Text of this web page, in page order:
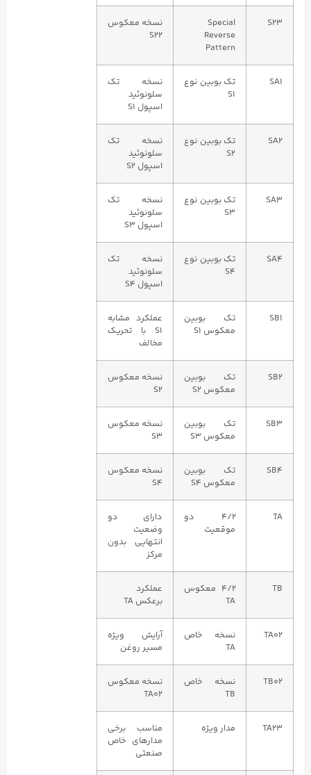
S23
Special
Reverse
Pattern
نسخه معکوس
S22
SA1
تک بوبین نوع
S1
نسخه تک
سلونوئید
اسپول S1
SA2
تک بوبین نوع
S2
نسخه تک
سلونوئید
اسپول S2
SA3
تک بوبین نوع
S3
نسخه تک
سلونوئید
اسپول S3
SA4
تک بوبین نوع
S4
نسخه تک
سلونوئید
اسپول S4
SB1
تک بوبین
معکوس S1
عملکرد مشابه
S1 با تحریک
مخالف
SB2
تک بوبین
معکوس S2
نسخه معکوس
S2
SB3
تک بوبین
معکوس S3
نسخه معکوس
S3
SB4
تک بوبین
معکوس S4
نسخه معکوس
S4
TA
۴/۲ دو
موقعیت
دارای دو
وضعیت
انتهایی بدون
مرکز
TB
۴/۲ معکوس
TA
عملکرد
برعکس TA
TA02
نسخه خاص
TA
آرایش ویژه
مسیر روغن
TB02
نسخه خاص
TB
نسخه معکوس
TA02
TA23 مدار ویژه
مناسب برخی
مدارهای خاص
صنعتی